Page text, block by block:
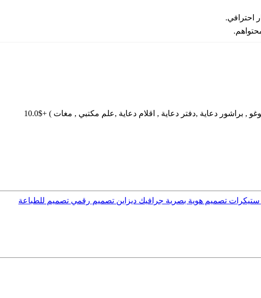
احترافي.
براشور دعاية ,دفتر دعاية , اقلام دعاية ,علم مكتبي , مغات ) +$10.0
تصميم هوية بصرية جرافيك ديزاين تصميم رقمي تصميم للطباعة